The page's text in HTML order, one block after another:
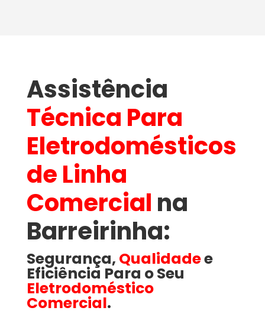
Assistência
Técnica Para
Eletrodomésticos
de Linha
Comercial na
Barreirinha​:
Segurança, Qualidadee
Eficiência Para o Seu
Eletrodoméstico
Comercial.